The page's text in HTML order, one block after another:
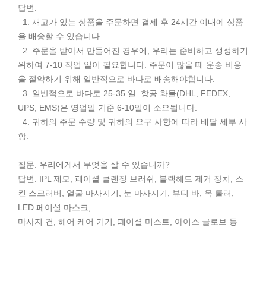
답변:
1. 재고가 있는 상품을 주문하면 결제 후 24시간 이내에 상품
을 배송할 수 있습니다.
2. 주문을 받아서 만들어진 경우에, 우리는 준비하고 생성하기
위하여 7-10 작업 일이 필요합니다. 주문이 많을 때 운송 비용
을 절약하기 위해 일반적으로 바다로 배송해야합니다.
3. 일반적으로 바다로 25-35 일. 항공 화물(DHL, FEDEX,
UPS, EMS)은 영업일 기준 6-10일이 소요됩니다.
4. 귀하의 주문 수량 및 귀하의 요구 사항에 따라 배달 세부 사
항.
질문. 우리에게서 무엇을 살 수 있습니까?
답변: IPL 제모, 페이셜 클렌징 브러쉬, 블랙헤드 제거 장치, 스
킨 스크러버, 얼굴 마사지기, 눈 마사지기, 뷰티 바, 옥 롤러,
LED 페이셜 마스크,
마사지 건, 헤어 케어 기기, 페이셜 미스트, 아이스 글로브 등